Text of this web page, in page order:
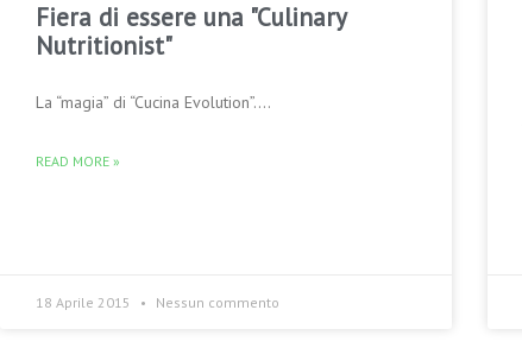
Fiera di essere una "Culinary
Nutritionist"
La “magia” di “Cucina Evolution”….
READ MORE »
18 Aprile 2015 Nessun commento